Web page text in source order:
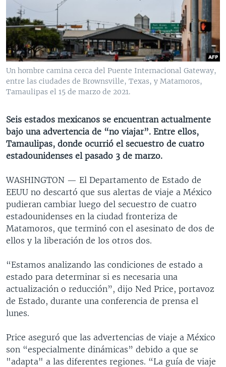
VENEZUELA
BRASIL
NICARAGUA
ECONOMÍA
ENTRETENIMIENTO Y CULTURA
TECNOLOGÍA
DEPORTES
CIENCIA Y SALUD
MULTIMEDIA
VIDEOS
FOTOGRAFÍA
AUDIOS
PROGRAMAS TV
EL MUNDO AL DÍA
FORO INTERAMERICANO
VISIÓN 360
PANORAMA
RADIO
AVANCE INFORMATIVO
AUDIONOTICIAS
ESTADOS UNIDOS AL DÍA
EL MUNDO AL DÍA [RADIO]
FORO [RADIO]
NOTA ECONÓMICA
ENTRETENIMIENTO
DIRECT
DOCUMENTALES DE LA VOA
SÍGANOS
Idiomas
Un hombre camina cerca del Puente Internacional Gateway,
entre las ciudades de Brownsville, Texas, y Matamoros,
Tamaulipas el 15 de marzo de 2021.
Seis estados mexicanos se encuentran actualmente
bajo una advertencia de “no viajar”. Entre ellos,
Tamaulipas, donde ocurrió el secuestro de cuatro
estadounidenses el pasado 3 de marzo.
WASHINGTON — El Departamento de Estado de
EEUU no descartó que sus alertas de viaje a México
pudieran cambiar luego del secuestro de cuatro
estadounidenses en la ciudad fronteriza de
Matamoros, que terminó con el asesinato de dos de
ellos y la liberación de los otros dos.
“Estamos analizando las condiciones de estado a
estado para determinar si es necesaria una
actualización o reducción”, dijo Ned Price, portavoz
de Estado, durante una conferencia de prensa el
lunes.
Price aseguró que las advertencias de viaje a México
son “especialmente dinámicas” debido a que se
"adapta" a las diferentes regiones. “La guía de viaje